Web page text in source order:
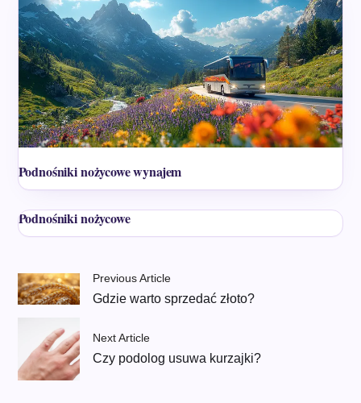
Podnośniki nożycowe wynajem
Podnośniki nożycowe
Previous Article
Gdzie warto sprzedać złoto?
Next Article
Czy podolog usuwa kurzajki?